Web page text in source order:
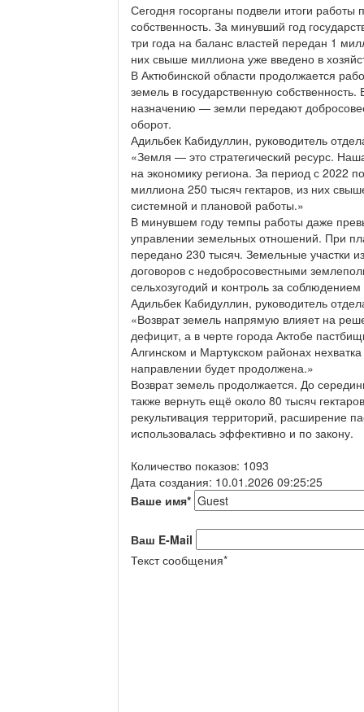
Сегодня госорганы подвели итоги
собственность. За минувший год
три года на баланс властей передан 1
них свыше миллиона уже введено в
В Актюбинской области продолжается
земель в государственную
назначению — земли передают
оборот.
Адильбек Кабидуллин, руководитель
«Земля — это стратегический ресурс.
на экономику региона. За период с 2022
миллиона 250 тысяч гектаров, из них
системной и плановой работы.»
В минувшем году темпы работы даже
управлении земельных отношений. При
передано 230 тысяч. Земельные участки
договоров с недобросовестными
сельхозугодий и контроль за
Адильбек Кабидуллин, руководитель
«Возврат земель напрямую влияет на
дефицит, а в черте города Актобе
Алгинском и Мартукском районах
направлении будет продолжена.»
Возврат земель продолжается. До
также вернуть ещё около 80 тысяч
рекультивация территорий, расширение
использовалась эффективно и по закону.
Количество показов: 1093
Дата создания: 10.01.2026 09:25:25
Ваше имя*
Ваш E-Mail
Текст сообщения*